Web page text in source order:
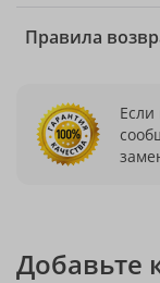
Правила
Если
Добавьте